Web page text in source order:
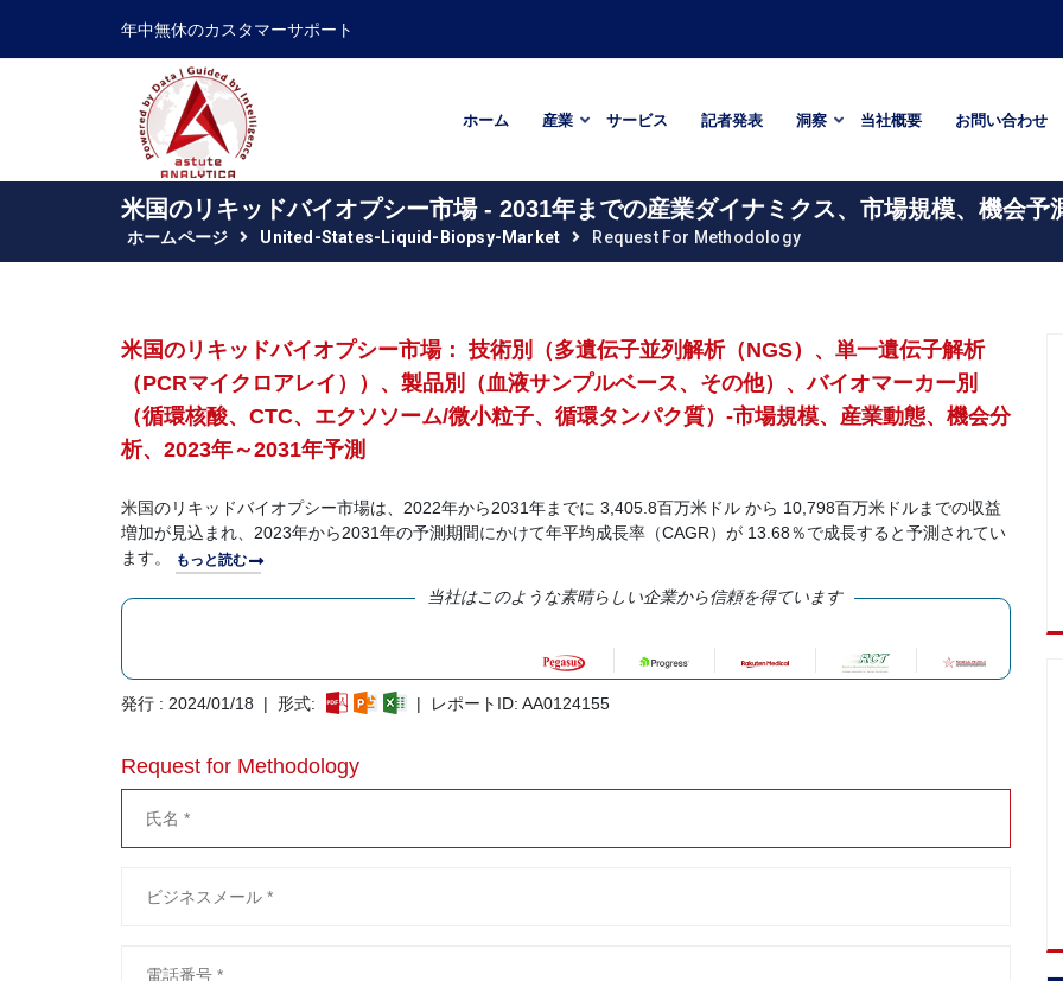
年中無休のカスタマーサポート
ホーム 産業 サービス 記者発表 洞察 当社概要 お問い合わせ
米国のリキッドバイオプシー市場 - 2031年までの産業ダイナミクス、市場規模、機会予
ホームページ United-States-Liquid-Biopsy-Market Request For Methodology
米国のリキッドバイオプシー市場： 技術別（多遺伝子並列解析（NGS）、単一遺伝子解析
（PCRマイクロアレイ））、製品別（血液サンプルベース、その他）、バイオマーカー別
（循環核酸、CTC、エクソソーム/微小粒子、循環タンパク質）-市場規模、産業動態、機会分
析、2023年～2031年予測
米国のリキッドバイオプシー市場は、2022年から2031年までに 3,405.8百万米ドル から 10,798百万米ドルまでの収益
増加が見込まれ、2023年から2031年の予測期間にかけて年平均成長率（CAGR）が 13.68％で成長すると予測されてい
ます。
もっと読む
当社はこのような素晴らしい企業から信頼を得ています
発行 : 2024/01/18 | 形式: | レポートID: AA0124155
Request for Methodology